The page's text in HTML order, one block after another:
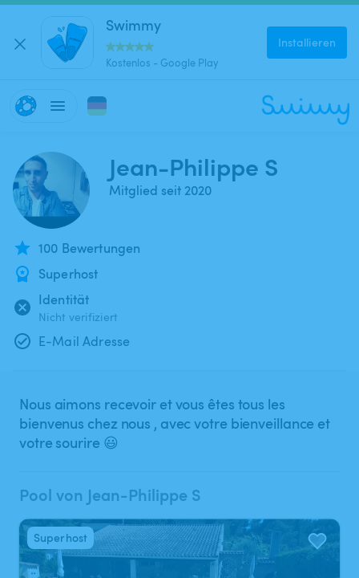
Swimmy
Kostenlos - Google Play
Installieren
Jean-Philippe S
Mitglied seit 2020
100 Bewertungen
Superhost
Identität
Nicht verifiziert
E-Mail Adresse
Nous aimons recevoir et vous êtes tous les
bienvenus chez nous , avec votre bienveillance et
votre sourire 😃
Pool von Jean-Philippe S
Superhost